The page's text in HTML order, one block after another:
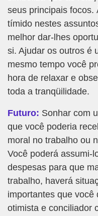
seus principais focos.
tímido nestes
melhor dar-lhes
si. Ajudar os outros é
mesmo tempo você
hora de relaxar e
toda a tranqüilidade.
Futuro: Sonhar com
que você poderia
moral no trabalho ou
Você poderá assumi-
despesas para que
trabalho, haverá
importantes que você
otimista e conciliador